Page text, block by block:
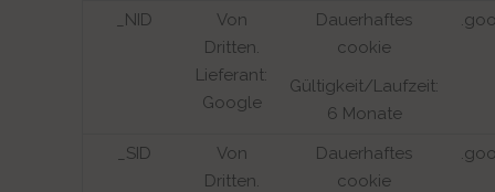
_NID
Von
Dritten.
Lieferant:
Google
Dauerhaftes
cookie
Gültigkeit/Laufzeit:
6 Monate
_SID
Von
Dritten.
Dauerhaftes
cookie